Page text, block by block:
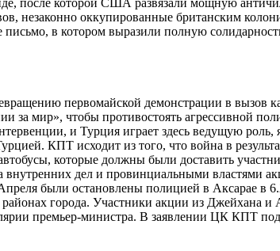
незаконно оккупированные британским
в котором выразили полную
первомайской демонстрации в вызов
за мир», чтобы противостоять агрессивной
и Турция играет здесь ведущую
КПТ исходит из того, что война в
которые должны были доставить
дел и провинциальными властями
были остановлены полицией в Аксарае
города. Участники акции из Джейхана
премьер-министра. В заявлении ЦК КПТ